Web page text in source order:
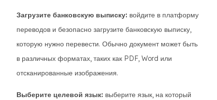
Загрузите банковскую выписку: войдите в платформу
переводов и безопасно загрузите банковскую выписку,
которую нужно перевести. Обычно документ может быть
в различных форматах, таких как PDF, Word или
отсканированные изображения.
Выберите целевой язык: выберите язык, на который